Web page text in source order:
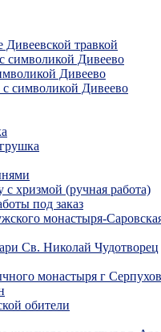
травкой
символикой Дивеево
Дивеево
символикой Дивеево
хризмой (ручная работа)
под заказ
монастыря-
Св. Николай Чудотворец
монастыря г Серпухов
обители